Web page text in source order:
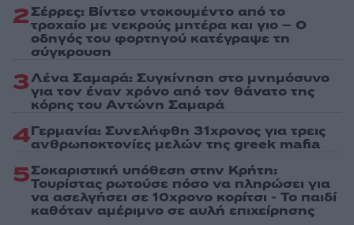
2Σέρρες: Βίντεο ντοκουμέντο από το
τροχαίο με νεκρούς μητέρα και γιο – Ο
οδηγός του φορτηγού κατέγραψε τη
σύγκρουση
3Λένα Σαμαρά: Συγκίνηση στο μνημόσυνο
για τον έναν χρόνο από τον θάνατο της
κόρης του Αντώνη Σαμαρά
4Γερμανία: Συνελήφθη 31χρονος για τρεις
ανθρωποκτονίες μελών της greek mafia
5Σοκαριστική υπόθεση στην Κρήτη:
Τουρίστας ρωτούσε πόσο να πληρώσει για
να ασελγήσει σε 10χρονο κορίτσι - Το παιδί
καθόταν αμέριμνο σε αυλή επιχείρησης